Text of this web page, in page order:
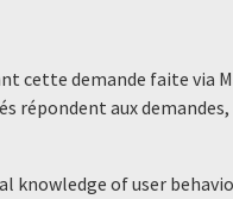
cette demande faite via
aux demandes,
of user